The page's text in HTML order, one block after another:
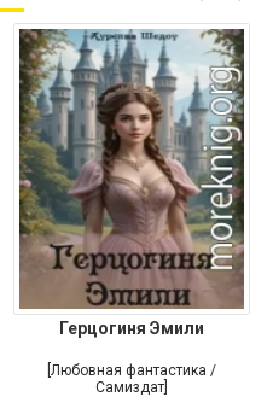
Герцогиня Эмили
[Любовная фантастика /
Самиздат]